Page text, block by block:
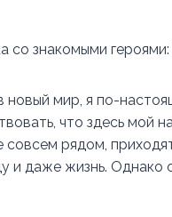
со знакомыми
новый мир, я по-
что здесь мой
совсем рядом,
и даже жизнь. Однако